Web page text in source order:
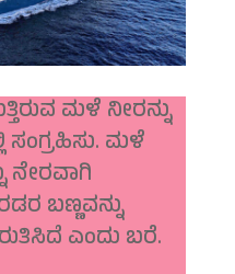
ಮಳೆ ನೀರನ್ನು
ಸಂಗ್ರಹಿಸು. ಮಳೆ
ನೇರವಾಗಿ
ಬಣ್ಣವನ್ನು
ಎಂದು ಬರೆ.